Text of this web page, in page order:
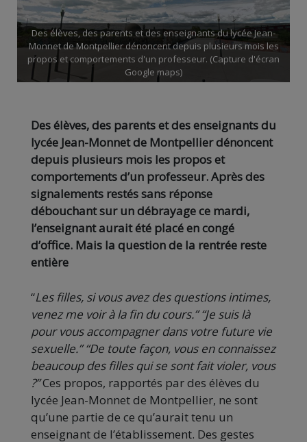
Des élèves, des parents et des enseignants du lycée Jean-
Monnet de Montpellier dénoncent depuis plusieurs mois les
propos et comportements d'un professeur. (Capture d'écran
Google maps)
Des élèves, des parents et des enseignants du
lycée Jean-Monnet de Montpellier dénoncent
depuis plusieurs mois les propos et
comportements d’un professeur. Après des
signalements restés sans réponse
débouchant sur un débrayage ce mardi,
l’enseignant aurait été placé en congé
d’office. Mais la question de la rentrée reste
entière
“Les filles, si vous avez des questions intimes,
venez me voir à la fin du cours.” “Je suis là
pour vous accompagner dans votre future vie
sexuelle.” “De toute façon, vous en connaissez
beaucoup des filles qui se sont fait violer, vous
?”Ces propos, rapportés par des élèves du
lycée Jean-Monnet de Montpellier, ne sont
qu’une partie de ce qu’aurait tenu un
enseignant de l’établissement. Des gestes